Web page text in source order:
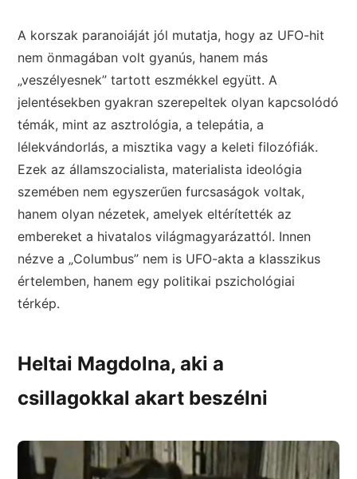
A korszak paranoiáját jól mutatja, hogy az UFO-hit
nem önmagában volt gyanús, hanem más
„veszélyesnek” tartott eszmékkel együtt. A
jelentésekben gyakran szerepeltek olyan kapcsolódó
témák, mint az asztrológia, a telepátia, a
lélekvándorlás, a misztika vagy a keleti filozófiák.
Ezek az államszocialista, materialista ideológia
szemében nem egyszerűen furcsaságok voltak,
hanem olyan nézetek, amelyek eltérítették az
embereket a hivatalos világmagyarázattól. Innen
nézve a „Columbus” nem is UFO-akta a klasszikus
értelemben, hanem egy politikai pszichológiai
térkép.
Heltai Magdolna, aki a
csillagokkal akart beszélni